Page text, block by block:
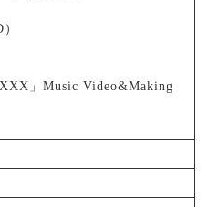
」Music Video&Making